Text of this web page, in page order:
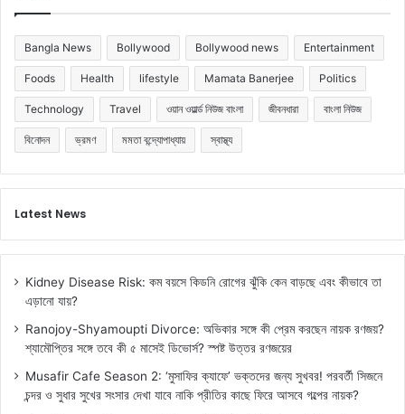
Bangla News Bollywood Bollywood news Entertainment
Foods Health lifestyle Mamata Banerjee Politics
Technology Travel ওয়ান ওয়ার্ল্ড নিউজ বাংলা জীবনধারা বাংলা নিউজ
বিনোদন ভ্রমণ মমতা বন্দ্যোপাধ্যায় স্বাস্থ্য
Latest News
Kidney Disease Risk: কম বয়সে কিডনি রোগের ঝুঁকি কেন বাড়ছে এবং কীভাবে তা
এড়ানো যায়?
Ranojoy-Shyamoupti Divorce: অভিকার সঙ্গে কী প্রেম করছেন নায়ক রণজয়?
শ্যামৌপ্তির সঙ্গে তবে কী ৫ মাসেই ডিভোর্স? স্পষ্ট উত্তর রণজয়ের
Musafir Cafe Season 2: ‘মুসাফির ক্যাফে’ ভক্তদের জন্য সুখবর! পরবর্তী সিজনে
চন্দর ও সুধার সুখের সংসার দেখা যাবে নাকি প্রীতির কাছে ফিরে আসবে গল্পের নায়ক?